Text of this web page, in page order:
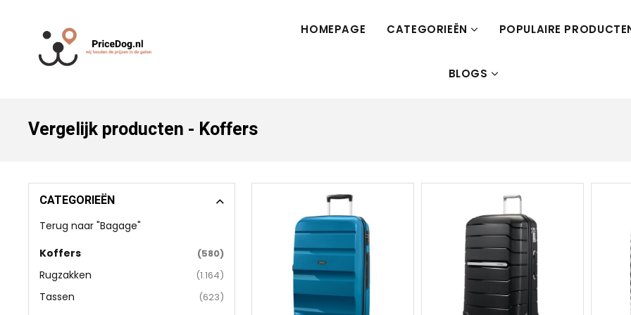
HOMEPAGE CATEGORIEËN POPULAIRE
BLOGS
Vergelijk producten - Koffers
CATEGORIEËN
Terug naar "Bagage"
Koffers
(580)
Rugzakken (1.164)
Tassen (623)